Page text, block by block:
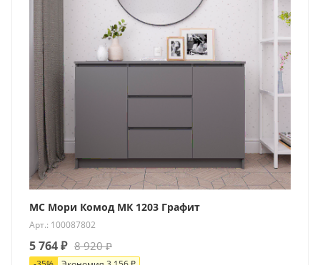
МС Мори Комод МК 1203 Графит
Арт.: 100087802
5 764₽ 8 920₽